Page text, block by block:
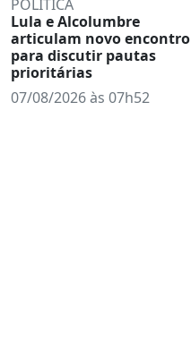
POLÍTICA
Lula e Alcolumbre
articulam novo encontro
para discutir pautas
prioritárias
07/08/2026 às 07h52